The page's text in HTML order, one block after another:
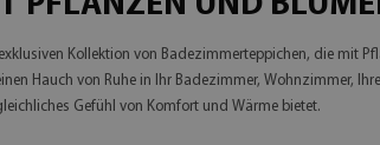
Kollektion von Badezimmerteppichen, die
Hauch von Ruhe in Ihr Badezimmer, Wohnzimmer,
Gefühl von Komfort und Wärme bietet.